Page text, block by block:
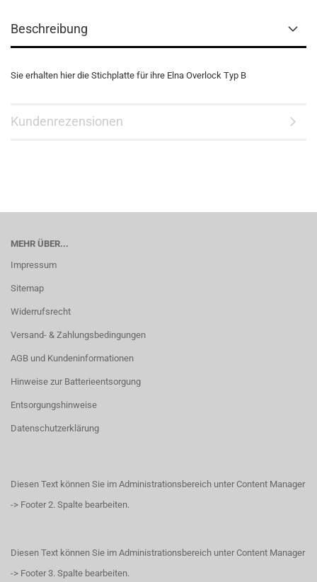
Beschreibung
Sie erhalten hier die Stichplatte für ihre Elna Overlock Typ B
Kundenrezensionen
MEHR ÜBER...
Impressum
Sitemap
Widerrufsrecht
Versand- & Zahlungsbedingungen
AGB und Kundeninformationen
Hinweise zur Batterieentsorgung
Entsorgungshinweise
Datenschutzerklärung
Diesen Text können Sie im Administrationsbereich unter Content Manager
-> Footer 2. Spalte bearbeiten.
Diesen Text können Sie im Administrationsbereich unter Content Manager
-> Footer 3. Spalte bearbeiten.